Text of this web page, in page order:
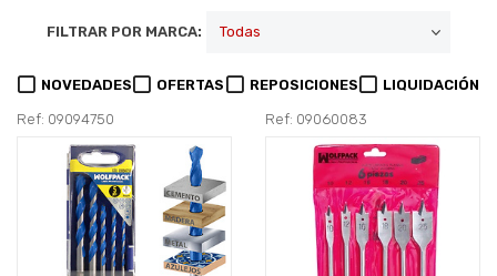
FILTRAR POR MARCA:
NOVEDADES OFERTAS REPOSICIONES LIQUIDACIÓN
Ref: 09094750 Ref: 09060083